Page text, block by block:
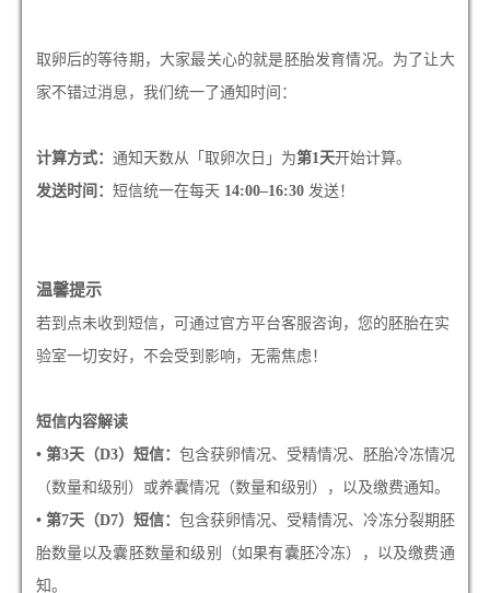
取卵后的等待期，大家最关心的就是胚胎发育情况。为了让大
家不错过消息，我们统一了通知时间：
计算方式： 通知天数从「取卵次日」为第1天开始计算。
发送时间： 短信统一在每天 14:00–16:30发送！
温馨提示
若到点未收到短信，可通过官方平台客服咨询，您的胚胎在实
验室一切安好，不会受到影响，无需焦虑！
短信内容解读
• 第3天（D3）短信： 包含获卵情况、受精情况、胚胎冷冻情况
（数量和级别）或养囊情况（数量和级别），以及缴费通知。
• 第7天（D7）短信： 包含获卵情况、受精情况、冷冻分裂期胚
胎数量以及囊胚数量和级别（如果有囊胚冷冻），以及缴费通
知。